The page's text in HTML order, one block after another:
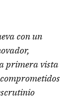
con un
primera vista